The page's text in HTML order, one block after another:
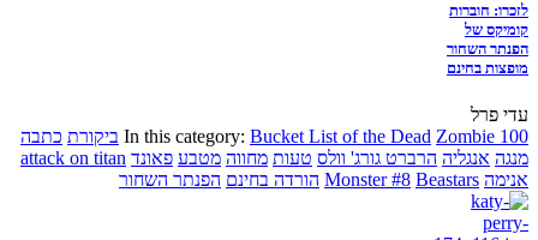
לזכרו: חוברות
קומיקס של
הפנתר השחור
מופצות בחינם
עדי פרל
In this category: Bucket List of the Dead Zombie 100 ביקורת כתבה
מנגה אנגליה הרברט גורג' וולס טעות מחווה מטבע פאונד attack on titan
אנימה
Monster #8 Beastars הורדה בחינם הפנתר השחור